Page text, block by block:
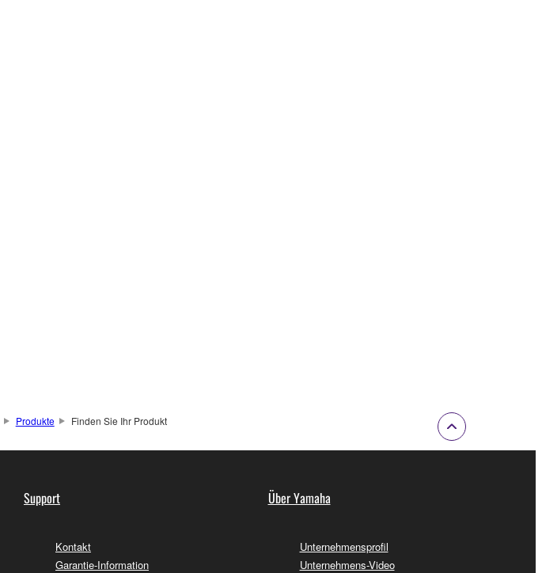
Produkte Finden Sie Ihr Produkt
Support
Kontakt
Garantie-Information
Über Yamaha
Unternehmensprofil
Unternehmens-Video